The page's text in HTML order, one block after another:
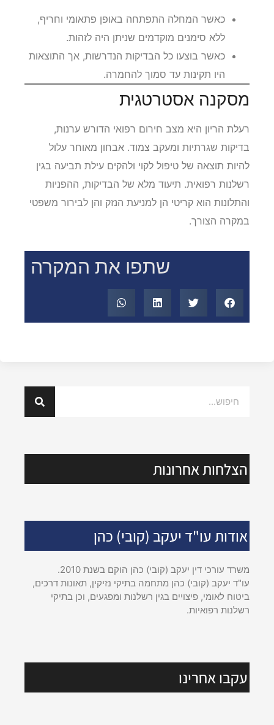
כאשר המחלה התפתחה באופן פתאומי וחריף,
ללא סימנים מוקדמים שניתן היה לזהות.
כאשר בוצעו כל הבדיקות הנדרשות, אך התוצאות
היו תקינות עד סמוך להחמרה.
מסקנה אסטרטגית
רעלת הריון היא מצב חירום רפואי הדורש ערנות,
בדיקות שגרתיות ומעקב צמוד. אבחון מאוחר עלול
להיות תוצאה של טיפול לקוי ולהקים עילת תביעה בגין
רשלנות רפואית. תיעוד מלא של הבדיקות, ההפניות
והתלונות הוא קריטי הן למניעת הנזק והן לבירור משפטי
במקרה הצורך.
שתפו את המקרה
הצלחות אחרונות
אודות עו"ד יעקב (קובי) כהן
משרד עורכי דין יעקב (קובי) כהן הוקם בשנת 2010.
עו"ד יעקב (קובי) כהן מתחמה בתיקי נזיקין, תאונות דרכים,
ביטוח לאומי, פיצויים בגין רשלנות ומפגעים, וכן בתיקי
רשלנות רפואיות.
עקבו אחרינו